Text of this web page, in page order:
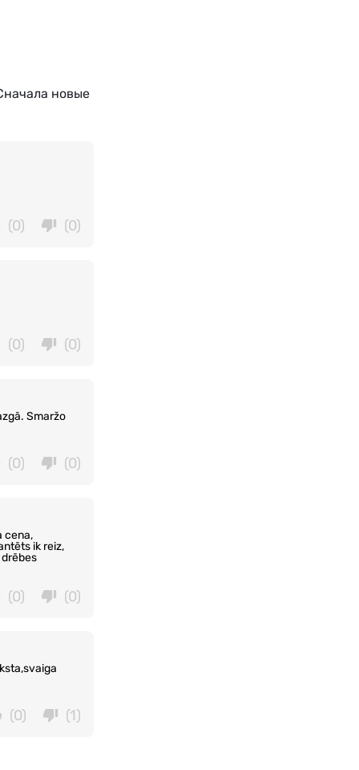
новые
(0)
(0)
(0)
(0)
Smaržo
(0)
(0)
cena,
ik reiz,
(0)
(0)
(1)
(0)